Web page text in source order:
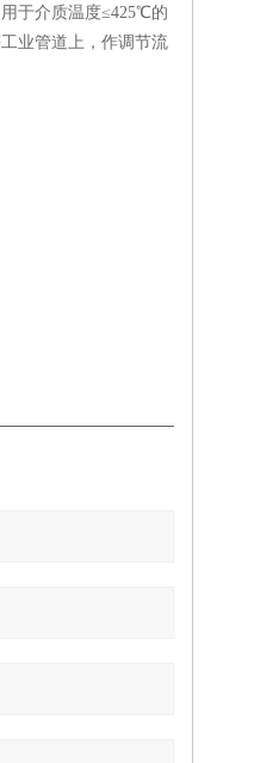
于介质温度≤425℃的
业管道上，作调节流